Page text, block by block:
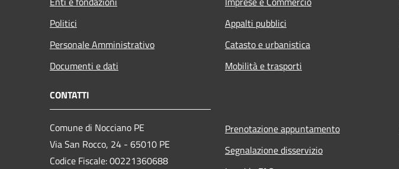
Politici
Personale Amministrativo
Documenti e dati
Appalti pubblici
Catasto e urbanistica
Mobilità e trasporti
CONTATTI
Comune di Nocciano PE
Via San Rocco, 24 - 65010 PE
Codice Fiscale: 00221360688
Prenotazione appuntamento
Segnalazione disservizio